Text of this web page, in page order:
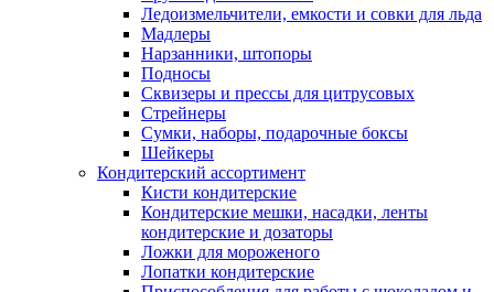
Ледоизмельчители, емкости и совки для льда
Мадлеры
Нарзанники, штопоры
Подносы
Сквизеры и прессы для цитрусовых
Стрейнеры
Сумки, наборы, подарочные боксы
Шейкеры
Кондитерский ассортимент
Кисти кондитерские
Кондитерские мешки, насадки, ленты
кондитерские и дозаторы
Ложки для мороженого
Лопатки кондитерские